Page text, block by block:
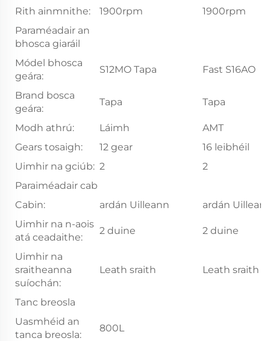
Rith ainmnithe: 1900rpm
1900rpm
Paraméadair an
bhosca giaráil
Módel bhosca
geára:
S12MO Tapa Fast S16AO
Brand bosca
geára:
Tapa Tapa
Modh athrú: Láimh
AMT
Gears tosaigh:
12 gear
16 leibhéil
Uimhir na gciúb: 2
2
Paraiméadair cab
Cabin:
ardán Uilleann
ardán
Uimhir na n-aois
atá ceadaithe:
2 duine 2 duine
Uimhir na
sraitheanna
suíochán:
Leath sraith Leath sraith
Tanc breosla
Uasmhéid an
tanca breosla:
800L